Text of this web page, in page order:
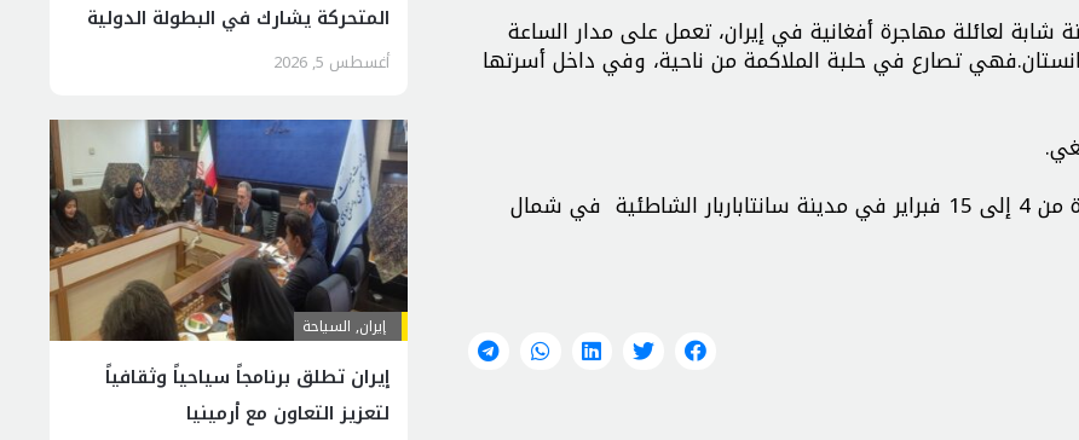
لعائلة مهاجرة أفغانية في إيران، تعمل على مدار الساعة
تصارع في حلبة الملاكمة من ناحیة، وفي داخل أسرتها
وتقام الدورة الأربعون من المهرجان الأمریکي خلال الفترة من 4 إلی 15 فبرایر في مدینة سانتاباربار الشاطئیة في شمال
المتحركة يشارك في البطولة الدولية
بتركيا
أغسطس 5, 2026
إيران, السياحة
إيران تطلق برنامجاً سياحياً وثقافياً
لتعزيز التعاون مع أرمينيا